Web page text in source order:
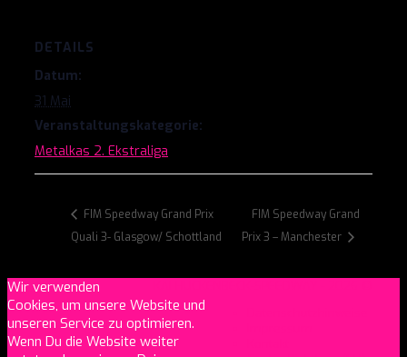
DETAILS
Datum:
31 Mai
Veranstaltungskategorie:
Metalkas 2. Ekstraliga
FIM Speedway Grand Prix
Quali 3- Glasgow/ Schottland
FIM Speedway Grand
Prix 3 – Manchester
Wir verwenden
Cookies, um unsere Website und
unseren Service zu optimieren.
Wenn Du die Website weiter